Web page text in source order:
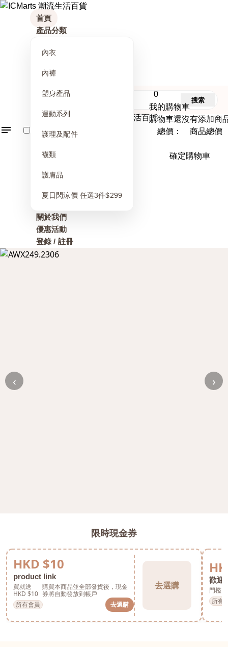
首頁
產品分類
內衣
內褲
塑身產品
運動系列
護理及配件
襪類
護膚品
夏日閃涼價 任選3件$299
關於我們
優惠活動
登錄 / 註冊
0
我的購物車
購物車還沒有添加商
總價： 商品總價
確定購物車
搜索
‹ ›
限時現金券
HKD $10
product link
買就送
HKD $10
購買本商品並全部發貨後，現金
券將自動發放到帳戶
所有會員
去選購
去選購
歡迎
門檻
所有